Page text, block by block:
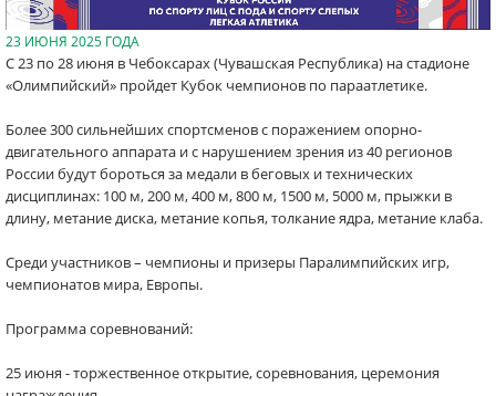
23 ИЮНЯ 2025 ГОДА
С 23 по 28 июня в Чебоксарах (Чувашская Республика) на стадионе
«Олимпийский» пройдет Кубок чемпионов по параатлетике.
Более 300 сильнейших спортсменов с поражением опорно-
двигательного аппарата и с нарушением зрения из 40 регионов
России будут бороться за медали в беговых и технических
дисциплинах: 100 м, 200 м, 400 м, 800 м, 1500 м, 5000 м, прыжки в
длину, метание диска, метание копья, толкание ядра, метание клаба.
Среди участников – чемпионы и призеры Паралимпийских игр,
чемпионатов мира, Европы.
Программа соревнований:
25 июня - торжественное открытие, соревнования, церемония